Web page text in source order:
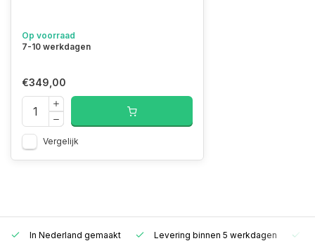
Op voorraad
7-10 werkdagen
€349,00
Vergelijk
In Nederland gemaakt Levering binnen 5 werkdagen